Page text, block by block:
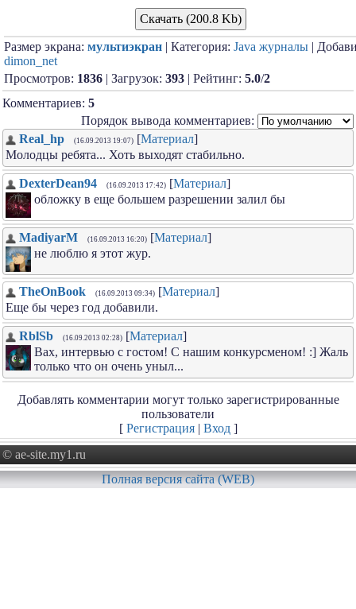
Скачать (200.8 Kb)
Размер экрана: мультиэкран | Категория: Java журналы |
dimon_net
Просмотров: 1836 | Загрузок: 393 | Рейтинг: 5.0/2
Комментариев: 5
Порядок вывода комментариев:
Real_hp
(16.09.2013 19:07) [Материал]
Молодцы ребята... Хоть выходят стабильно.
DexterDean94 (16.09.2013 17:42) [Материал]
обложку в еще большем разрешении залил бы
MadiyarM (16.09.2013 16:20) [Материал]
не люблю я этот жур.
TheOnBook (16.09.2013 09:34) [Материал]
Еще бы через год добавили.
RblSb (16.09.2013 02:28) [Материал]
Вах, интервью с гостом! С нашим конкурсменом! :] Жаль
только что он очень уныл...
Добавлять комментарии могут только зарегистрированные
пользователи
[ Регистрация| Вход]
© ae-site.my1.ru
Полная версия сайта (WEB)